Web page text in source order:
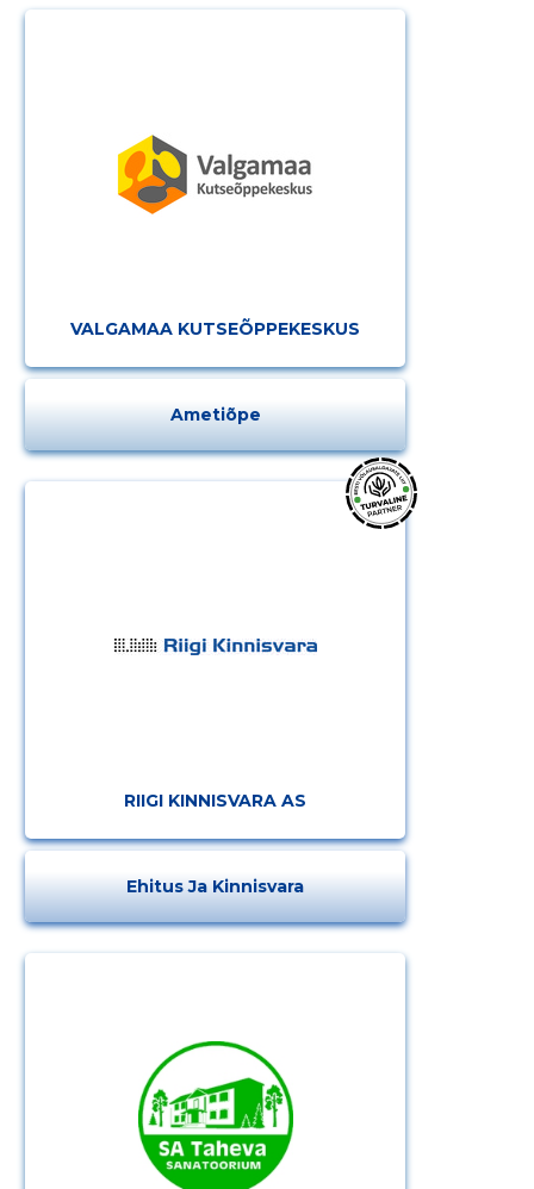
VALGAMAA KUTSEÕPPEKESKUS
Ametiõpe
RIIGI KINNISVARA AS
Ehitus Ja Kinnisvara